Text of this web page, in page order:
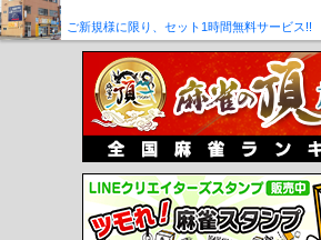
ご新規様に限り、セット1時間無料サービス!!